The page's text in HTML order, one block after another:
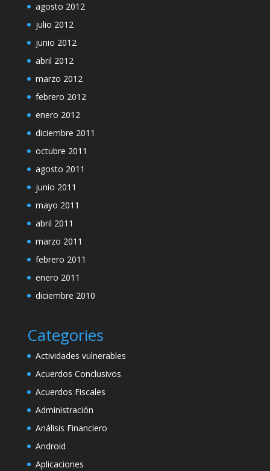
agosto 2012
julio 2012
junio 2012
abril 2012
marzo 2012
febrero 2012
enero 2012
diciembre 2011
octubre 2011
agosto 2011
junio 2011
mayo 2011
abril 2011
marzo 2011
febrero 2011
enero 2011
diciembre 2010
Categories
Actividades vulnerables
Acuerdos Conclusivos
Acuerdos Fiscales
Administración
Análisis Financiero
Android
Aplicaciones